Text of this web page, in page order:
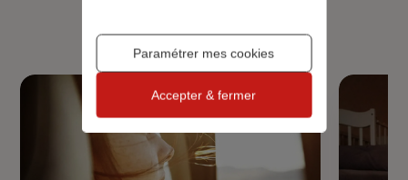
Paramétrer mes cookies
Accepter & fermer